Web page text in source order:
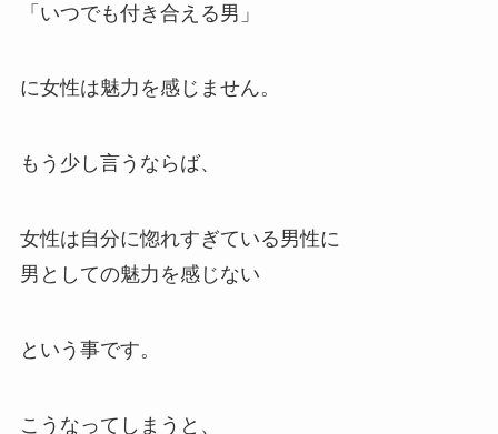
「いつでも付き合える男」
に女性は魅力を感じません。
もう少し言うならば、
女性は自分に惚れすぎている男性に
男としての魅力を感じない
という事です。
こうなってしまうと、